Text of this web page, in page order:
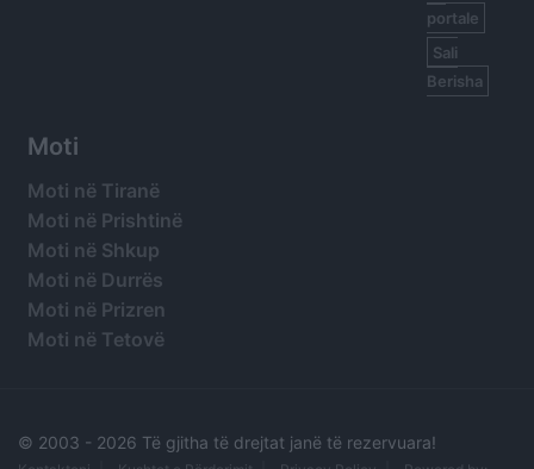
portale
Sali
Berisha
Moti
Moti në Tiranë
Moti në Prishtinë
Moti në Shkup
Moti në Durrës
Moti në Prizren
Moti në Tetovë
© 2003 - 2026 Të gjitha të drejtat janë të rezervuara!